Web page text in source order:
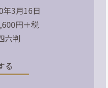
年3月16日
円＋税
六判
る